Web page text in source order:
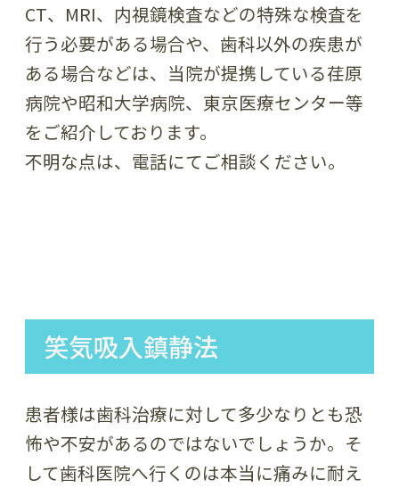
CT、MRI、内視鏡検査などの特殊な検査を
行う必要がある場合や、歯科以外の疾患が
ある場合などは、当院が提携している荏原
病院や昭和大学病院、東京医療センター等
をご紹介しております。
不明な点は、電話にてご相談ください。
笑気吸入鎮静法
患者様は歯科治療に対して多少なりとも恐
怖や不安があるのではないでしょうか。そ
して歯科医院へ行くのは本当に痛みに耐え